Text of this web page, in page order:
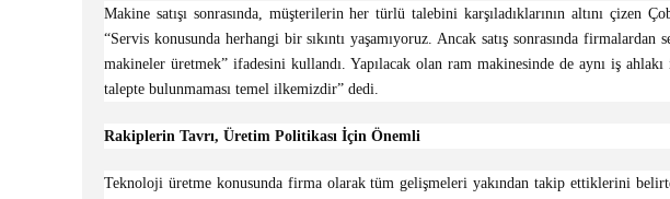
Makine satışı sonrasında, müşterilerin her türlü talebini karşıladıklarının altını
“Servis konusunda herhangi bir sıkıntı yaşamıyoruz. Ancak satış sonrasında
makineler üretmek” ifadesini kullandı. Yapılacak olan ram makinesinde de aynı iş
talepte bulunmaması temel ilkemizdir” dedi.
Rakiplerin Tavrı, Üretim Politikası İçin Önemli
Teknoloji üretme konusunda firma olarak tüm gelişmeleri yakından takip ettiklerini